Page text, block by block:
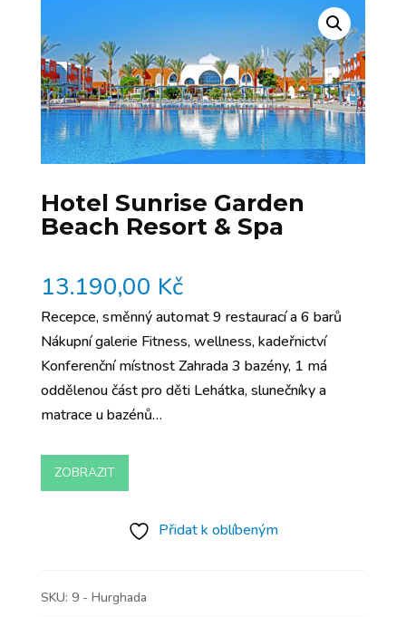
Hotel Sunrise Garden
Beach Resort & Spa
13.190,00 Kč
Recepce, směnný automat 9 restaurací a 6 barů
Nákupní galerie Fitness, wellness, kadeřnictví
Konferenční místnost Zahrada 3 bazény, 1 má
oddělenou část pro děti Lehátka, slunečníky a
matrace u bazénů…
ZOBRAZIT
Přidat k oblíbeným
SKU: 9 - Hurghada